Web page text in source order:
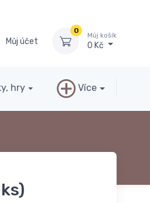
Můj účet
0
Můj košík
0 Kč
hry Více